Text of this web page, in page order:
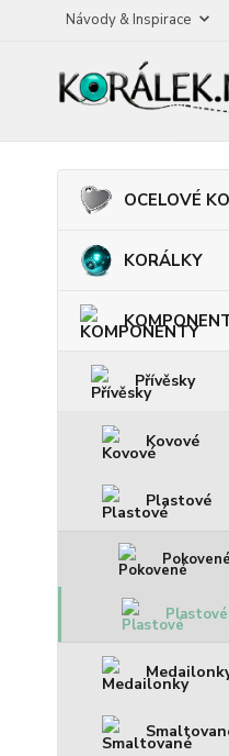
Návody & Inspirace
OCELOVÉ
KORÁLKY
Přívěsky
Kovové
Plastové
Pokovené
Plastové